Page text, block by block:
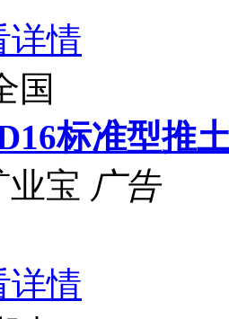
详情
国
标准型推
业宝 广告
详情